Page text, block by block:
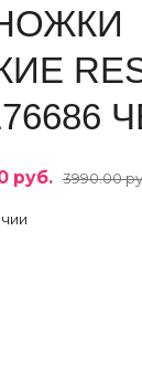
руб. 3990.00